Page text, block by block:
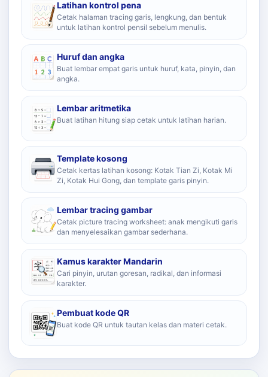
Latihan kontrol pena
Cetak halaman tracing garis, lengkung, dan bentuk
untuk latihan kontrol pensil sebelum menulis.
Huruf dan angka
Buat lembar empat garis untuk huruf, kata, pinyin, dan
angka.
Lembar aritmetika
Buat latihan hitung siap cetak untuk latihan harian.
Template kosong
Cetak kertas latihan kosong: Kotak Tian Zi, Kotak Mi
Zi, Kotak Hui Gong, dan template garis pinyin.
Lembar tracing gambar
Cetak picture tracing worksheet: anak mengikuti garis
dan menyelesaikan gambar sederhana.
Kamus karakter Mandarin
Cari pinyin, urutan goresan, radikal, dan informasi
karakter.
Pembuat kode QR
Buat kode QR untuk tautan kelas dan materi cetak.